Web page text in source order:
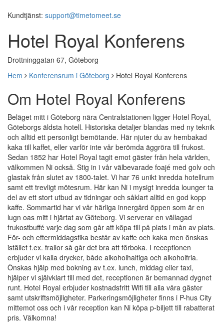
Kundtjänst: support@timetomeet.se
Hotel Royal Konferens
Drottninggatan 67, Göteborg
Hem
Konferensrum i Göteborg Hotel Royal Konferens
Om Hotel Royal Konferens
Beläget mitt i Göteborg nära Centralstationen ligger Hotel Royal,
Göteborgs äldsta hotell. Historiska detaljer blandas med ny teknik
och alltid ett personligt bemötande. Här njuter du av hembakad
kaka till kaffet, eller varför inte vår berömda äggröra till frukost.
Sedan 1852 har Hotel Royal tagit emot gäster från hela världen,
välkommen Ni också. Stig in i vår välbevarade foajé med golv och
glastak från slutet av 1800-talet. Vi har 76 unikt inredda hotellrum
samt ett trevligt mötesrum. Här kan Ni i mysigt inredda lounger ta
del av ett stort utbud av tidningar och såklart alltid en god kopp
kaffe. Sommartid har vi vår härliga innergård öppen som är en
lugn oas mitt i hjärtat av Göteborg. Vi serverar en vällagad
frukostbuffé varje dag som går att köpa till på plats i mån av plats.
För- och eftermiddagsfika består av kaffe och kaka men önskas
istället t.ex. frallor så går det bra att förboka. I receptionen
erbjuder vi kalla drycker, både alkoholhaltiga och alkoholfria.
Önskas hjälp med bokning av t.ex. lunch, middag eller taxi,
hjälper vi självklart till med det, receptionen är bemannad dygnet
runt. Hotel Royal erbjuder kostnadsfritt Wifi till alla våra gäster
samt utskriftsmöjligheter. Parkeringsmöjligheter finns i P-hus City
mittemot oss och i vår reception kan Ni köpa p-biljett till rabatterat
pris. Välkomna!